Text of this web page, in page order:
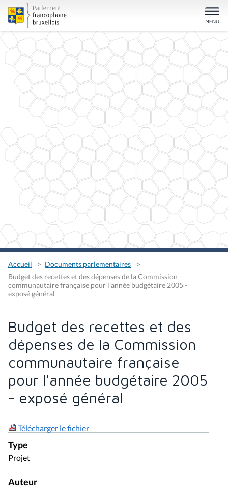
Accueil
Documents parlementaires
Budget des recettes et des dépenses de la Commission
communautaire française pour l'année budgétaire 2005 -
exposé général
Budget des recettes et des
dépenses de la Commission
communautaire française
pour l'année budgétaire 2005
- exposé général
Télécharger le fichier
Type
Projet
Auteur